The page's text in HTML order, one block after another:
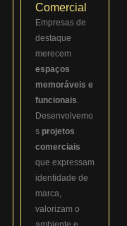
Comercial
Empresas de
destaque
merecem
espaços
memoráveis e
funcionais
Desenvolvemo
s projetos
comerciais
que expressam
identidade de
marca,
valorizam o